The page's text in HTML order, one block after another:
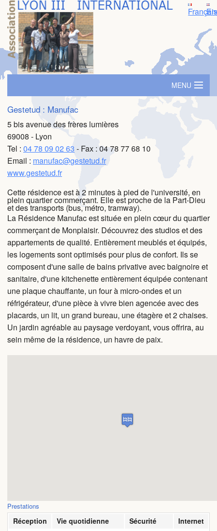
MENU
Accueil
Logement
SIM - Séminaire d'immersion
Prime ambassadeur
Parrainage
Evénements
FAQ
Vidéos
Gestetud : Manufac
5 bis avenue des frères lumières
69008 - Lyon
Tel : 04 78 09 02 63 - Fax : 04 78 77 68 10
Email : manufac@gestetud.fr
www.gestetud.fr
Cette résidence est à 2 minutes à pied de l'université, en
plein quartier commerçant. Elle est proche de la Part-Dieu
et des transports (bus, métro, tramway).
La Résidence Manufac est située en plein cœur du quartier
commerçant de Monplaisir. Découvrez des studios et des
appartements de qualité. Entièrement meublés et équipés,
les logements sont optimisés pour plus de confort. Ils se
composent d'une salle de bains privative avec baignoire et
sanitaire, d'une kitchenette entièrement équipée contenant
une plaque chauffante, un four à micro-ondes et un
réfrigérateur, d'une pièce à vivre bien agencée avec des
placards, un lit, un grand bureau, une étagère et 2 chaises.
Un jardin agréable au paysage verdoyant, vous offrira, au
sein même de la résidence, un havre de paix.
Prestations
Réception Vie quotidienne Sécurité Internet